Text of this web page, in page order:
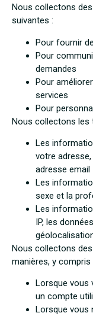
Nous collectons
suivantes :
Pour fournir
Pour
demandes
Pour
services
Pour
Nous collectons les
Les
votre
adresse email
Les
sexe et la
Les
IP, les
Nous collectons
manières, y compris
Lorsque vous
un compte
Lorsque vous